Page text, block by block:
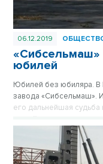
06.12.2019
«Сибсельмаш»
юбилей
Юбилей без юбиляра. В
завода «Сибсельмаш».
его дальнейшая судьба